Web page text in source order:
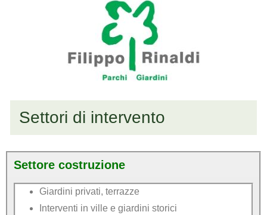
Settori di intervento
Settore costruzione
Giardini privati, terrazze
Interventi in ville e giardini storici